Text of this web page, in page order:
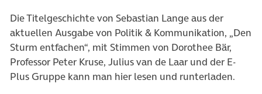
Die Titelgeschichte von Sebastian Lange aus der
aktuellen Ausgabe von Politik & Kommunikation, „Den
Sturm entfachen“, mit Stimmen von Dorothee Bär,
Professor Peter Kruse, Julius van de Laar und der E-
Plus Gruppe kann man hier lesen und runterladen.